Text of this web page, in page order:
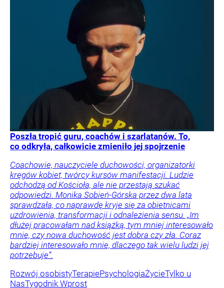
Poszła tropić guru, coachów i szarlatanów. To,
co odkryła, całkowicie zmieniło jej spojrzenie
Coachowie, nauczyciele duchowości, organizatorki
kręgów kobiet, twórcy kursów manifestacji. Ludzie
odchodzą od Kościoła, ale nie przestają szukać
odpowiedzi. Monika Sobień-Górska przez dwa lata
sprawdzała, co naprawdę kryje się za obietnicami
uzdrowienia, transformacji i odnalezienia sensu. „Im
dłużej pracowałam nad książką, tym mniej interesowało
mnie, czy nowa duchowość jest dobra czy zła. Coraz
bardziej interesowało mnie, dlaczego tak wielu ludzi jej
potrzebuje”.
Rozwój osobistyTerapiePsychologiaŻycieTylko u
NasTygodnik Wprost